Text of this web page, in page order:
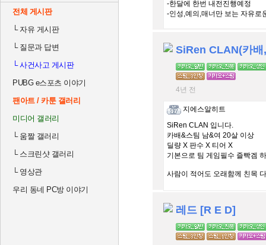
전체 게시판
└자유 게시판
└질문과 답변
└사건사고 게시판
PUBG e스포츠 이야기
팬아트 / 카툰 갤러리
미디어 갤러리
└움짤 갤러리
└스크린샷 갤러리
└영상관
우리 동네 PC방 이야기
-한달에 한번 내전진행예정
-인성,예의,매너만 보는 자유로
SiRen CLAN(카배
4년 전
지에스알히트
SiRen CLAN 입니다.
카배&스팀 남&여 20살 이상
딜량 X 판수 X 티어 X
기본으로 팀 게임필수 즐빡겜
사람이 적어도 오래함께 친목
레드 [R E D]